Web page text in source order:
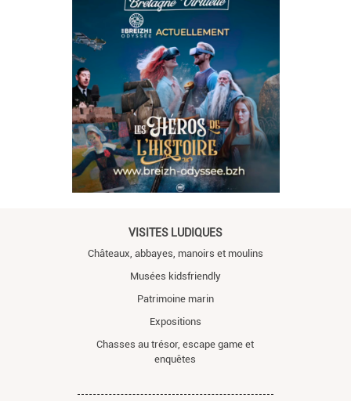
VISITES LUDIQUES
Châteaux, abbayes, manoirs et moulins
Musées kidsfriendly
Patrimoine marin
Expositions
Chasses au trésor, escape game et
enquêtes